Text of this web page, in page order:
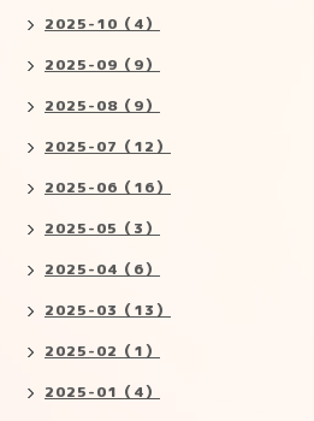
2025-10（4）
2025-09（9）
2025-08（9）
2025-07（12）
2025-06（16）
2025-05（3）
2025-04（6）
2025-03（13）
2025-02（1）
2025-01（4）